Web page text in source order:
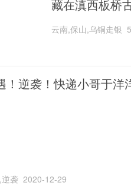
藏在滇西板桥
云南,保山,乌铜走银
！逆袭！快递小哥于洋
袭 2020-12-29